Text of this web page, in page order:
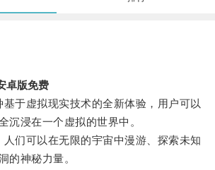
卓版免费
虚拟现实技术的全新体验，用户可以
沉浸在一个虚拟的世界中。
可以在无限的宇宙中漫游、探索未知
的神秘力量。